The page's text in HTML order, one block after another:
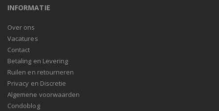
INFORMATIE
Over ons
Vacatures
Contact
Betaling en Levering
Ruilen en retourneren
Privacy en Discretie
Algemene voorwaarden
Condoblog